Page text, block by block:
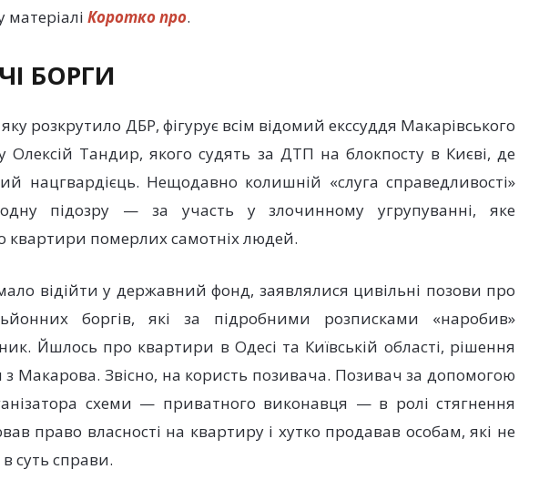
Коротко про.
БОРГИ
яку розкрутило ДБР, фігурує всім відомий екссуддя Макарівського
Олексій Тандир, якого судять за ДТП на блокпосту в Києві, де
нацгвардієць. Нещодавно колишній «слуга справедливості»
підозру — за участь у злочинному угрупуванні, яке
квартири померлих самотніх людей.
відійти у державний фонд, заявлялися цивільні позови про
боргів, які за підробними розписками «наробив»
Йшлось про квартири в Одесі та Київській області, рішення
Макарова. Звісно, на користь позивача. Позивач за допомогою
схеми — приватного виконавця — в ролі стягнення
право власності на квартиру і хутко продавав особам, які не
суть справи.